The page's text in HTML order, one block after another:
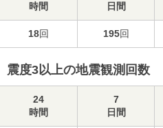
時間
日間
18回 195回
震度3以上の地震観測回数
24
時間
7
日間